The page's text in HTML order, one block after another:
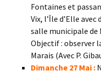
Fontaines et
Vix, l’Île d’Elle
salle municipale de
Objectif : observer
Marais (Avec P.
Dimanche 27 Mai :